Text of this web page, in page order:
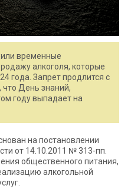
временные
алкоголя, которые
года. Запрет продлится с
что День знаний,
году выпадает на
на постановлении
от 14.10.2011 № 313-пп.
общественного питания,
алкогольной